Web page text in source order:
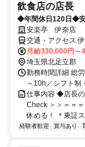
飲食店の店長
◆年間休日120日◆安
安楽亭 伊奈店
交通・アクセス
羽貫駅から徒歩
ら自転車で2分
月給330,000円～
埼玉県北足立郡
勤務時間詳細 総
～10h／シフト
仕事内容 ◆店長の
Check ＞＞＝＝
休める！ ＊東証
経験者歓迎 賞与あり